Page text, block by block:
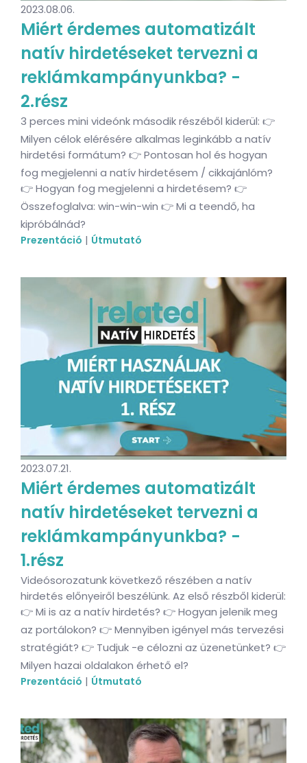
2023.08.06.
Miért érdemes automatizált
natív hirdetéseket tervezni a
reklámkampányunkba? -
2.rész
3 perces mini videónk második részéből kiderül: 👉
Milyen célok elérésére alkalmas leginkább a natív
hirdetési formátum? 👉 Pontosan hol és hogyan
fog megjelenni a natív hirdetésem / cikkajánlóm?
👉 Hogyan fog megjelenni a hirdetésem? 👉
Összefoglalva: win-win-win 👉 Mi a teendő, ha
kipróbálnád?
Prezentáció | Útmutató
2023.07.21.
Miért érdemes automatizált
natív hirdetéseket tervezni a
reklámkampányunkba? -
1.rész
Videósorozatunk következő részében a natív
hirdetés előnyeiről beszélünk. Az első részből kiderül:
👉 Mi is az a natív hirdetés? 👉 Hogyan jelenik meg
az portálokon? 👉 Mennyiben igényel más tervezési
stratégiát? 👉 Tudjuk -e célozni az üzenetünket? 👉
Milyen hazai oldalakon érhető el?
Prezentáció | Útmutató